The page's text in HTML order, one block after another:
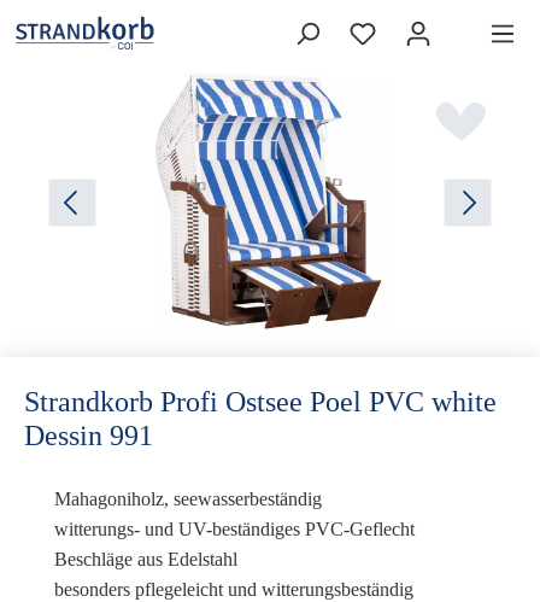
Strandkorb Profi Ostsee Poel PVC white
Dessin 991
Mahagoniholz, seewasserbeständig
witterungs- und UV-beständiges PVC-Geflecht
Beschläge aus Edelstahl
besonders pflegeleicht und witterungsbeständig